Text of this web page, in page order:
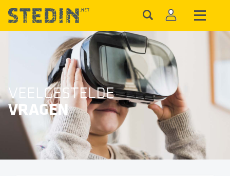
VEELGESTELDE
VRAGEN